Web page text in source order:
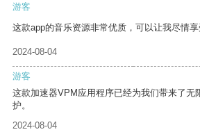
游客
这款app的音乐资源非常优质，可以让我尽情享
2024-08-04
游客
这款加速器VPM应用程序已经为我们带来了无
护。
2024-08-04